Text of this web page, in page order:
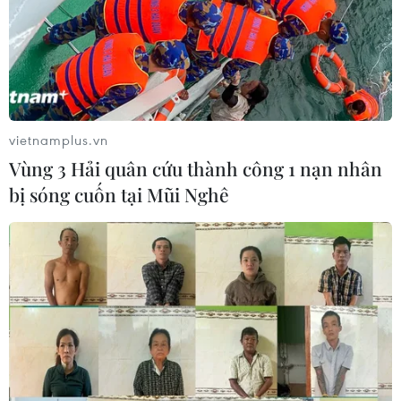
Tây Ninh ngăn chặn, xử lý nghiêm
các vụ việc xâm phạm quyền sở hữu
trí tuệ
08/08/2026 04:29
Dắt chó đi dạo không đúng quy
định, bị phạt đến 2 triệu đồng?
08/08/2026 04:16
CHUYỆN TUẦN QUA: Cảnh
báo nạn "giang hồ mạng” kéo những
hệ lụy ảo tràn ra đời thực
vietnamplus.vn
Vùng 3 Hải quân cứu thành công 1 nạn nhân
bị sóng cuốn tại Mũi Nghê